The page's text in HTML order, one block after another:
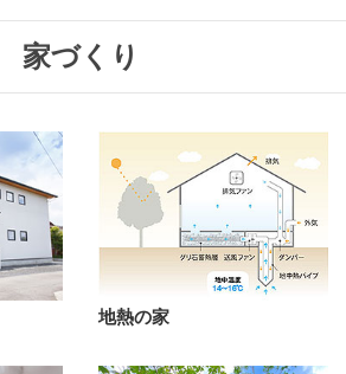
家づくり
地熱の家